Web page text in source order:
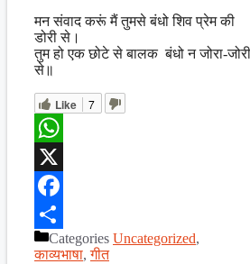
मन संवाद करूं मैं तुमसे बंधो शिव प्रेम की
डोरी से।
तुम हो एक छोटे से बालक बंधो न जोरा-जोरी
से॥
Like 7
WhatsApp
X
Facebook
ShareCategories Uncategorized,
काव्यभाषा,गीत